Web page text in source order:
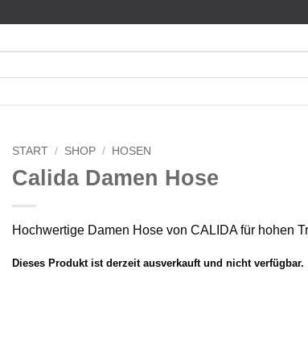
START / SHOP / HOSEN
Calida Damen Hose
Hochwertige Damen Hose von CALIDA für hohen
Dieses Produkt ist derzeit ausverkauft und nicht verfügbar.